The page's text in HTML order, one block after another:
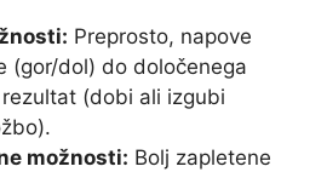
Preprosto, napove
(gor/dol) do določenega
(dobi ali izgubi
možnosti: Bolj zapletene